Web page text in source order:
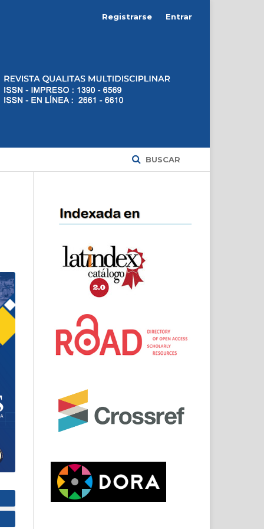
BUSCAR
Registrarse Entrar